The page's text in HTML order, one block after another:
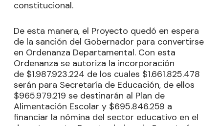
constitucional.
De esta manera, el Proyecto quedó en espera
de la sanción del Gobernador para convertirse
en Ordenanza Departamental. Con esta
Ordenanza se autoriza la incorporación
de $1.987.923.224 de los cuales $1.661.825.478
serán para Secretaría de Educación, de ellos
$965.979.219 se destinarán al Plan de
Alimentación Escolar y $695.846.259 a
financiar la nómina del sector educativo en el